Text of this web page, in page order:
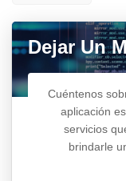
Dejar Un
Cuéntenos
aplicación
servicios
brindarle